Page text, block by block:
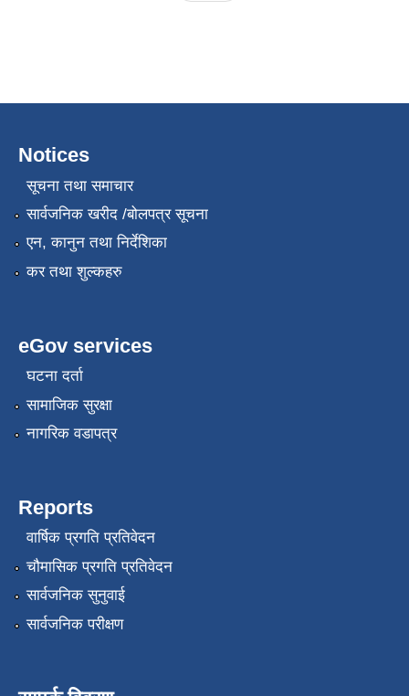
Notices
सूचना तथा समाचार
सार्वजनिक खरीद /बोलपत्र सूचना
एन, कानुन तथा निर्देशिका
कर तथा शुल्कहरु
eGov services
घटना दर्ता
सामाजिक सुरक्षा
नागरिक वडापत्र
Reports
वार्षिक प्रगति प्रतिवेदन
चौमासिक प्रगति प्रतिवेदन
सार्वजनिक सुनुवाई
सार्वजनिक परीक्षण